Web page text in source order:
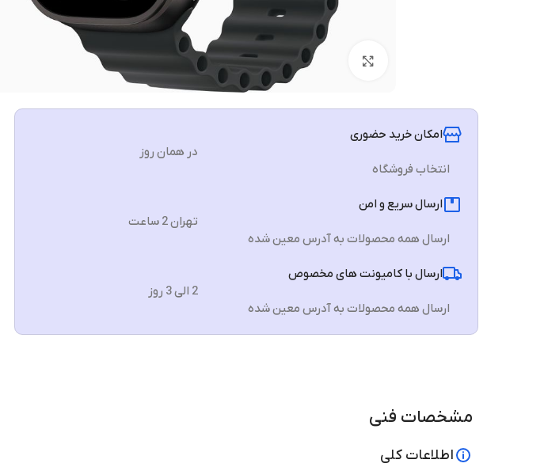
برای بزرگنمایی کلیک کنید
امکان خرید حضوری
انتخاب فروشگاه
در همان روز
ارسال سریع و امن
ارسال همه محصولات به آدرس معین شده
تهران 2 ساعت
ارسال با کامیونت های مخصوص
ارسال همه محصولات به آدرس معین شده
2 الی 3 روز
مشخصات فنی
اطلاعات کلی